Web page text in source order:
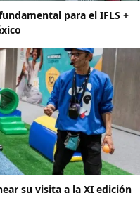
para el IFLS +
su visita a la XI edición